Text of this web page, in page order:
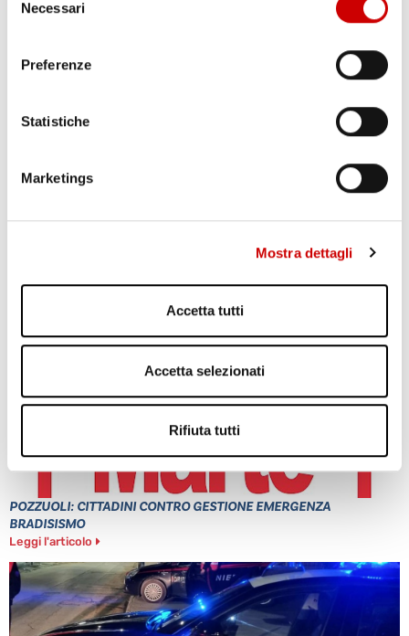
delNecessari
Preferenze
Statistiche
Marketings
Mostra dettagli
Accetta tutti
Accetta selezionati
Rifiuta tutti
MINISTRO PIANTEDOSI A POZZUOLI
PONTICELLI: DODICENNE FERITO A COLTELLATE
POZZUOLI: CITTADINI CONTRO GESTIONE EMERGENZA
BRADISISMO
Leggi l'articolo